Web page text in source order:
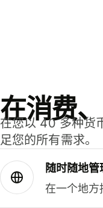
在消费
在您以 40 多种货
足您的所有需求。
随时随地管
在一个地方